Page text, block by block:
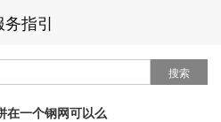
务指引
搜索
在一个钢网可以么